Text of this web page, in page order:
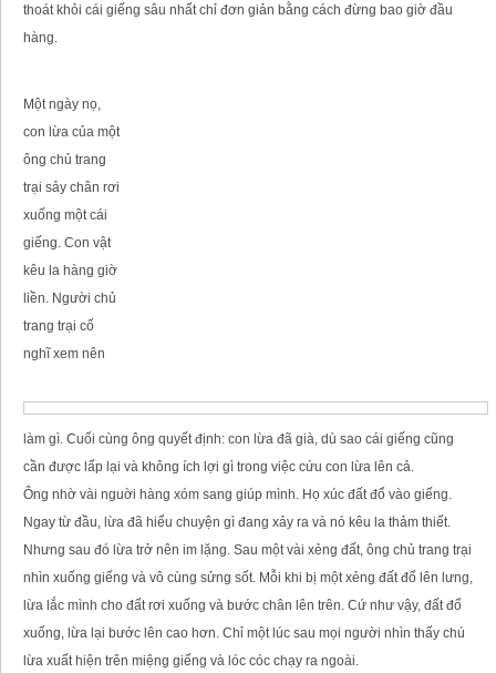
thoát khỏi cái giếng sâu nhất chỉ đơn giản bằng cách đừng bao giờ đầu
hàng.
Một ngày nọ,
con lừa của một
ông chủ trang
trại sảy chân rơi
xuống một cái
giếng. Con vật
kêu la hàng giờ
liền. Người chủ
trang trại cố
nghĩ xem nên
làm gì. Cuối cùng ông quyết định: con lừa đã già, dù sao cái giếng cũng
cần được lấp lại và không ích lợi gì trong việc cứu con lừa lên cả.
Ông nhờ vài nguời hàng xóm sang giúp mình. Họ xúc đất đổ vào giếng.
Ngay từ đầu, lừa đã hiểu chuyện gì đang xảy ra và nó kêu la thảm thiết.
Nhưng sau đó lừa trở nên im lặng. Sau một vài xẻng đất, ông chủ trang trại
nhìn xuống giếng và vô cùng sửng sốt. Mỗi khi bị một xẻng đất đổ lên lưng,
lừa lắc mình cho đất rơi xuống và bước chân lên trên. Cứ như vậy, đất đổ
xuống, lừa lại bước lên cao hơn. Chỉ một lúc sau mọi người nhìn thấy chú
lừa xuất hiện trên miệng giếng và lóc cóc chạy ra ngoài.